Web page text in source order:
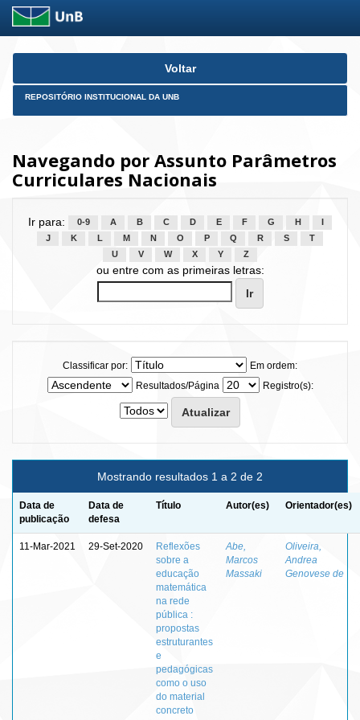
Skip
Voltar
REPOSITÓRIO INSTITUCIONAL DA UNB
Navegando por Assunto Parâmetros
Curriculares Nacionais
Ir para: 0-9 A B C D E F G H
J
K L M N O P Q R S
T
U
V W X Y Z
ou entre com as primeiras letras:
Classificar por:
Em ordem:
Resultados/Página
Registro(s):
Mostrando resultados 1 a 2 de 2
Data de
publicação
Data de
defesa
Título Autor(es) Orientador(es)
11-Mar-2021 29-Set-2020
Reflexões
sobre a
educação
matemática
na rede
pública :
propostas
estruturantes
e
pedagógicas
como o uso
do material
concreto
Abe,
Marcos
Massaki
Oliveira,
Andrea
Genovese de